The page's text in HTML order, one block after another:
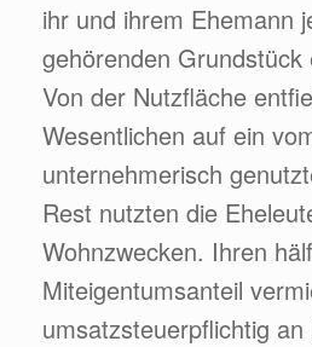
ihr und ihrem Ehemann
gehörenden
Von der Nutzfläche
Wesentlichen auf ein
unternehmerisch
Rest nutzten die
Wohnzwecken. Ihren
Miteigentumsanteil
umsatzsteuerpflichtig